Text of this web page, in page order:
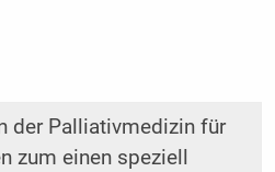
der Palliativmedizin für
zum einen speziell